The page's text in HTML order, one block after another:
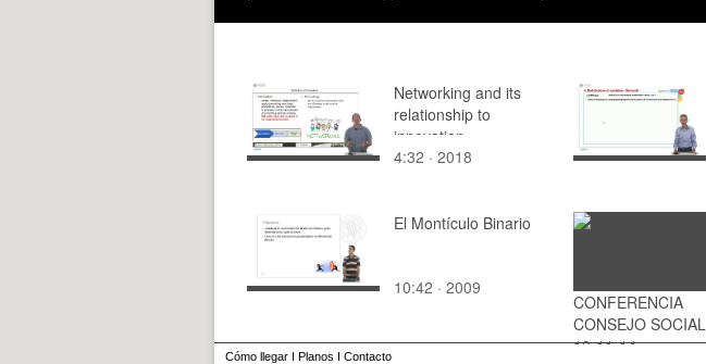
Networking and its
relationship to
innovation
4:32 · 2018
El Montículo Binario
10:42 · 2009
CONFERENCIA
CONSEJO SOCIAL
13-11-14
Cómo llegar I Planos I Contacto